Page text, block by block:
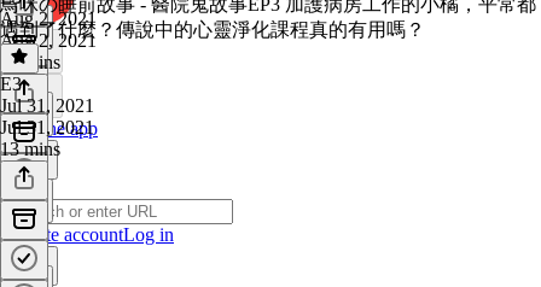
Get the app
Create accountLog in
Aug 2, 2021
Aug 2, 2021
13 mins
鳥咪の睡前故事 - 醫院鬼故事EP3 加護病房工作的小橘，平常都
遇到了什麼？傳說中的心靈淨化課程真的有用嗎？
E3·
Jul 31, 2021
Jul 31, 2021
13 mins